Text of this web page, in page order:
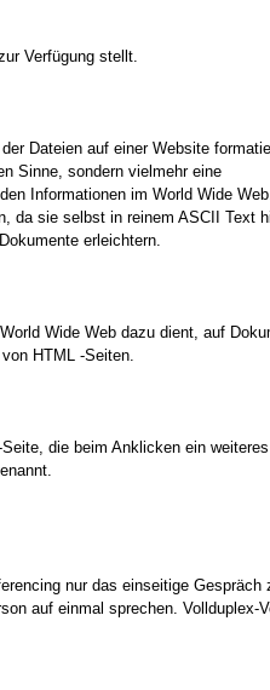
Verfügung stellt.
Dateien auf einer Website
Sinne, sondern vielmehr eine
Informationen im World Wide
da sie selbst in reinem ASCII Text
erleichtern.
Wide Web dazu dient, auf
HTML -Seiten.
die beim Anklicken ein weiteres
nur das einseitige Gespräch
auf einmal sprechen. Vollduplex-